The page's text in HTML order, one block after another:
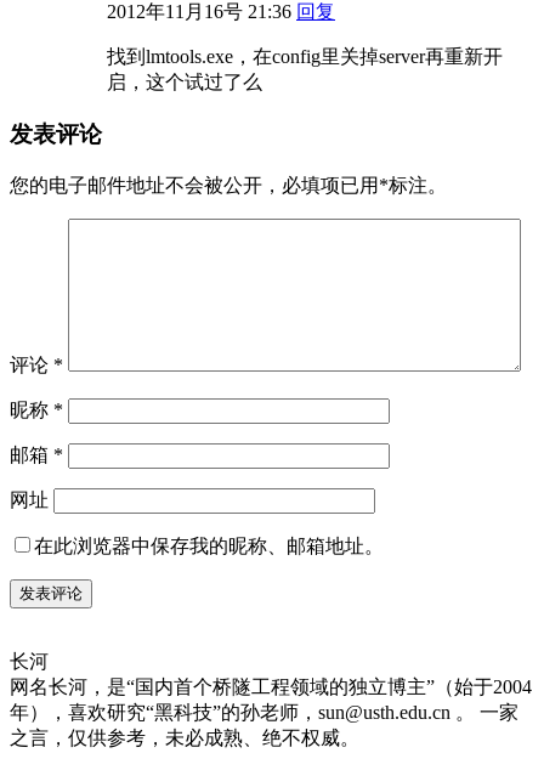
2012年11月16号 21:36 回复
找到lmtools.exe，在config里关掉server再重新开
启，这个试过了么
发表评论
您的电子邮件地址不会被公开， 必填项已用 *标注。
评论 *
昵称 *
邮箱 *
网址
在此浏览器中保存我的昵称、邮箱地址。
长河
网名长河，是“国内首个桥隧工程领域的独立博主”（始于2004
年），喜欢研究“黑科技”的孙老师，sun@usth.edu.cn 。 一家
之言，仅供参考，未必成熟、绝不权威。